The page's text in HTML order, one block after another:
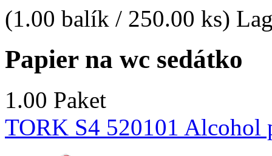
(1.00 balík / 250.00 ks)
Papier na wc sedátko
1.00 Paket
TORK S4 520101 Alcohol